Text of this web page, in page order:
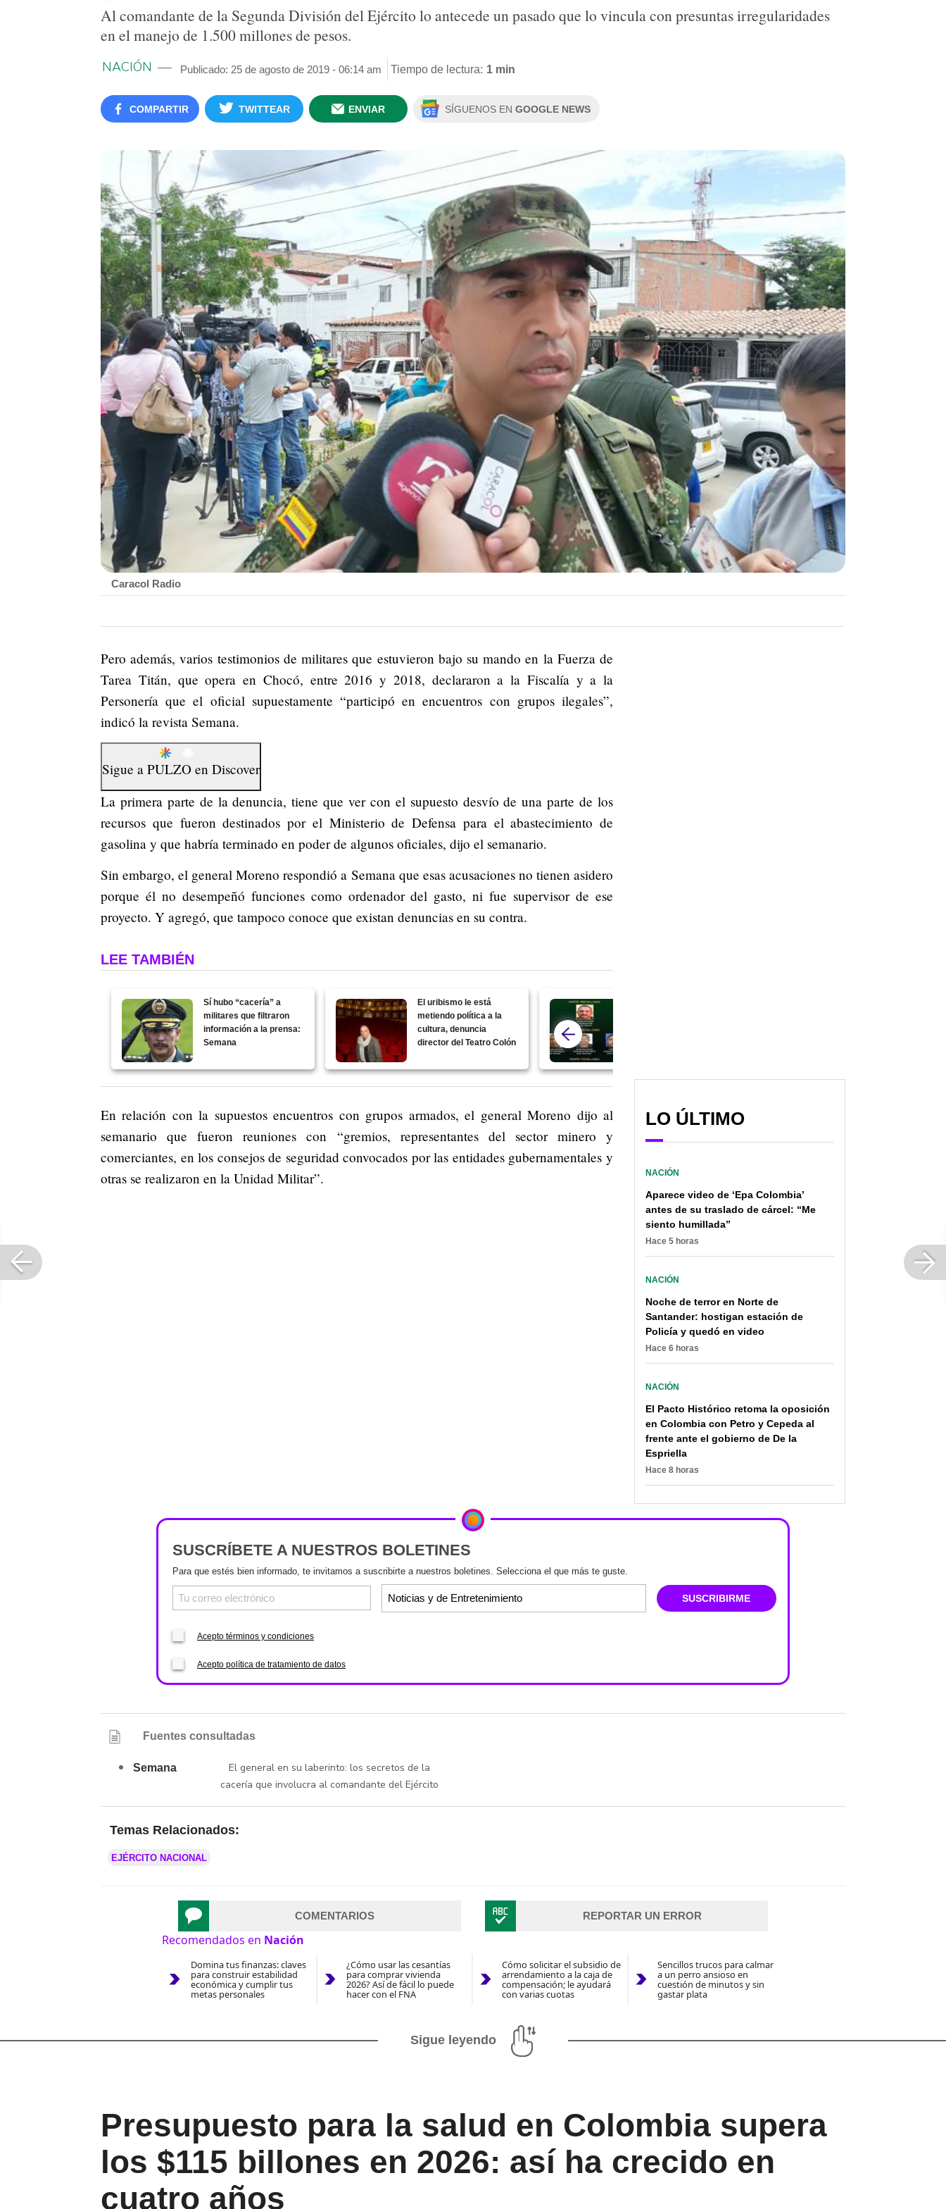
Al comandante de la Segunda División del Ejército lo antecede un pasado que lo vincula con presuntas irregularidades
en el manejo de 1.500 millones de pesos.
NACIÓN Publicado: 25 de agosto de 2019 - 06:14 am Tiempo de lectura: 1 min
COMPARTIR TWITTEAR ENVIAR SÍGUENOS EN GOOGLE NEWS
Caracol Radio
Pero además, varios testimonios de militares que estuvieron bajo su mando en la Fuerza de
Tarea Titán, que opera en Chocó, entre 2016 y 2018, declararon a la Fiscalía y a la
Personería que el oficial supuestamente “participó en encuentros con grupos ilegales”,
indicó la revista Semana.
Sigue a PULZO en Discover
La primera parte de la denuncia, tiene que ver con el supuesto desvío de una parte de los
recursos que fueron destinados por el Ministerio de Defensa para el abastecimiento de
gasolina y que habría terminado en poder de algunos oficiales, dijo el semanario.
Sin embargo, el general Moreno respondió a Semana que esas acusaciones no tienen asidero
porque él no desempeñó funciones como ordenador del gasto, ni fue supervisor de ese
proyecto. Y agregó, que tampoco conoce que existan denuncias en su contra.
LEE TAMBIÉN
Sí hubo “cacería” a
militares que filtraron
información a la prensa:
Semana
El uribismo le está
metiendo política a la
cultura, denuncia
director del Teatro Colón
En relación con la supuestos encuentros con grupos armados, el general Moreno dijo al
semanario que fueron reuniones con “gremios, representantes del sector minero y
comerciantes, en los consejos de seguridad convocados por las entidades gubernamentales y
otras se realizaron en la Unidad Militar”.
LO ÚLTIMO
NACIÓN
Aparece video de ‘Epa Colombia’
antes de su traslado de cárcel: “Me
siento humillada”
Hace 5 horas
NACIÓN
Noche de terror en Norte de
Santander: hostigan estación de
Policía y quedó en video
Hace 6 horas
NACIÓN
El Pacto Histórico retoma la oposición
en Colombia con Petro y Cepeda al
frente ante el gobierno de De la
Espriella
Hace 8 horas
SUSCRÍBETE A NUESTROS BOLETINES
Para que estés bien informado, te invitamos a suscribirte a nuestros boletines. Selecciona el que más te guste.
SUSCRIBIRME
Acepto términos y condiciones
Acepto política de tratamiento de datos
Fuentes consultadas
Semana
El general en su laberinto: los secretos de la
cacería que involucra al comandante del Ejército
Temas Relacionados:
EJÉRCITO NACIONAL
COMENTARIOS REPORTAR UN ERROR
Recomendados en Nación
Domina tus finanzas: claves
para construir estabilidad
económica y cumplir tus
metas personales
¿Cómo usar las cesantías
para comprar vivienda
2026? Así de fácil lo puede
hacer con el FNA
Cómo solicitar el subsidio de
arrendamiento a la caja de
compensación; le ayudará
con varias cuotas
Sencillos trucos para calmar
a un perro ansioso en
cuestión de minutos y sin
gastar plata
Sigue leyendo
Presupuesto para la salud en Colombia supera
los $115 billones en 2026: así ha crecido en
cuatro años